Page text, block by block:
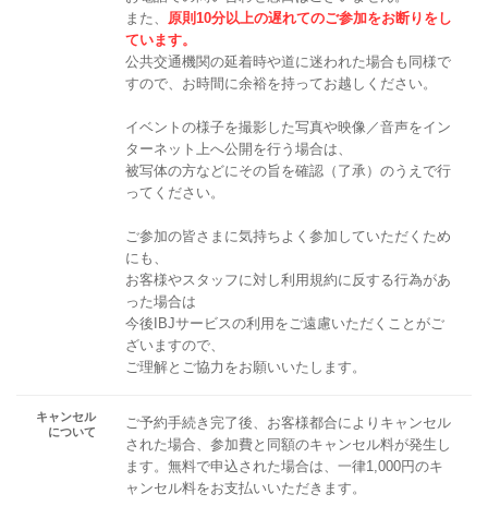
また、 原則10分以上の遅れてのご参加をお断りをし
ています。
公共交通機関の延着時や道に迷われた場合も同様で
すので、お時間に余裕を持ってお越しください。
イベントの様子を撮影した写真や映像／音声をイン
ターネット上へ公開を行う場合は、
被写体の方などにその旨を確認（了承）のうえで行
ってください。
ご参加の皆さまに気持ちよく参加していただくため
にも、
お客様やスタッフに対し利用規約に反する行為があ
った場合は
今後IBJサービスの利用をご遠慮いただくことがご
ざいますので、
ご理解とご協力をお願いいたします。
キャンセル
について
ご予約手続き完了後、お客様都合によりキャンセル
された場合、参加費と同額のキャンセル料が発生し
ます。無料で申込された場合は、一律1,000円のキ
ャンセル料をお支払いいただきます。